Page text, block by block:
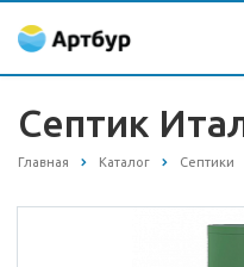
Септик
Главная Каталог Септики